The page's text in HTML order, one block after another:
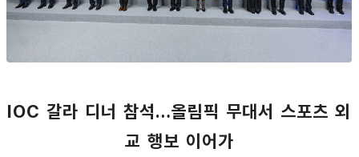
IOC 갈라 디너 참석…올림픽 무대서 스포츠 외
교 행보 이어가